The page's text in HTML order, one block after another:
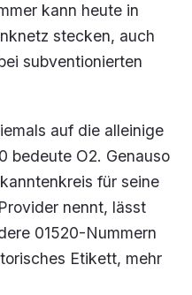
kann heute in
stecken, auch
subventionierten
auf die alleinige
bedeute O2. Genauso
für seine
nennt, lässt
01520-Nummern
Etikett, mehr